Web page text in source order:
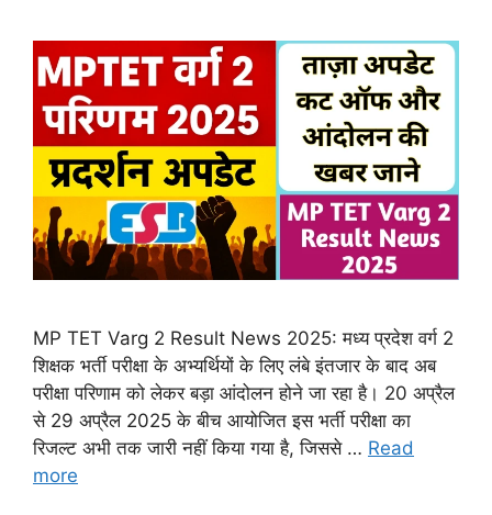
MP TET Varg 2 Result News 2025: मध्य प्रदेश वर्ग 2
शिक्षक भर्ती परीक्षा के अभ्यर्थियों के लिए लंबे इंतजार के बाद अब
परीक्षा परिणाम को लेकर बड़ा आंदोलन होने जा रहा है। 20 अप्रैल
से 29 अप्रैल 2025 के बीच आयोजित इस भर्ती परीक्षा का
रिजल्ट अभी तक जारी नहीं किया गया है, जिससे … Read
more